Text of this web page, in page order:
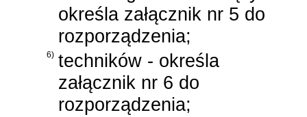
określa załącznik nr 5 do
rozporządzenia;
6) techników - określa
załącznik nr 6 do
rozporządzenia;